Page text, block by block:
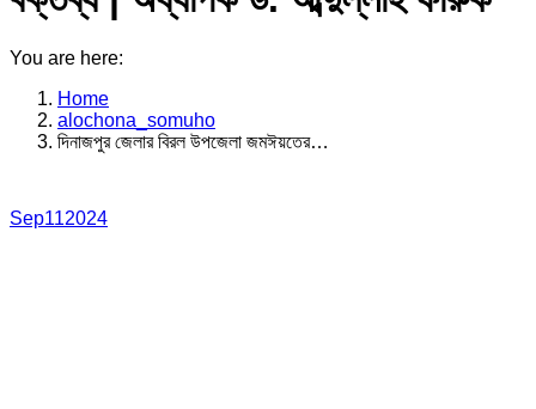
You are here:
Home
alochona_somuho
দিনাজপুর জেলার বিরল উপজেলা জমঈয়তের…
Sep112024